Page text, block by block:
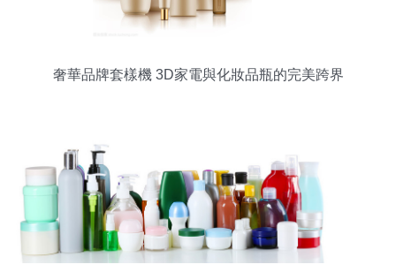
奢華品牌套樣機 3D家電與化妝品瓶的完美跨界